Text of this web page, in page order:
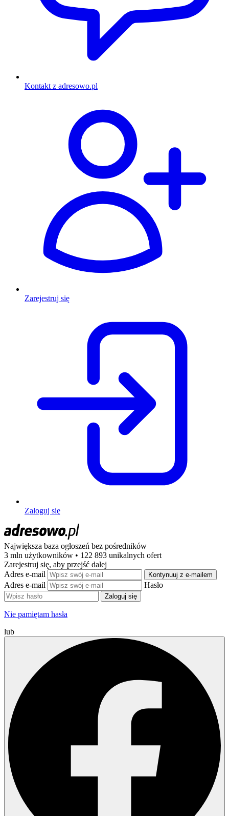
Kontakt z adresowo.pl
Zarejestruj się
Zaloguj się
Największa baza ogłoszeń bez pośredników
3 mln użytkowników • 122 893 unikalnych ofert
Zarejestruj się, aby przejść dalej
Adres e-mail
Kontynuuj z e-mailem
Adres e-mail Hasło
Zaloguj się
Nie pamiętam hasła
lub